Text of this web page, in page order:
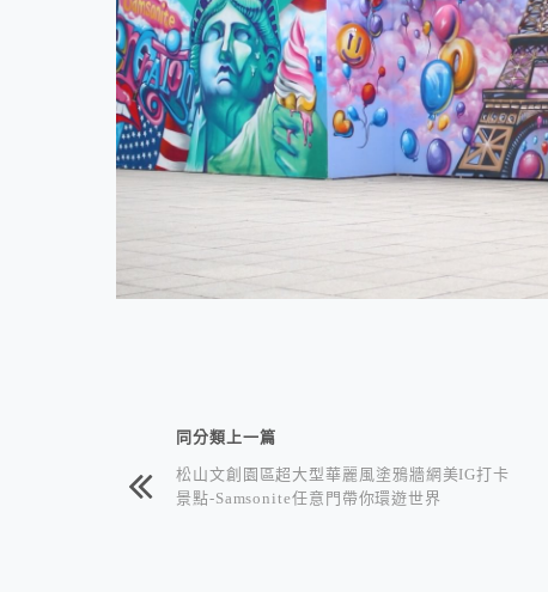
相連文章同分類上一篇
松山文創園區超大型華麗風塗鴉牆網美IG打卡
景點-Samsonite任意門帶你環遊世界